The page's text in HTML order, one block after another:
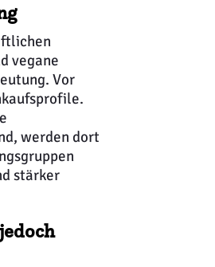
vegane
Vor
werden dort
stärker